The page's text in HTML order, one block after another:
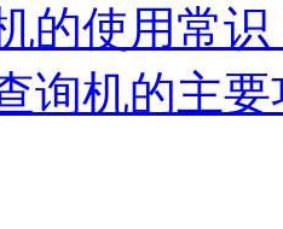
的使用常识
询机的主要